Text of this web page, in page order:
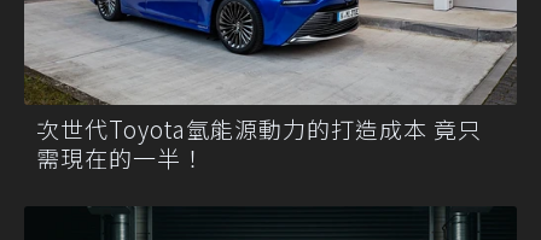
次世代Toyota氫能源動力的打造成本 竟只
需現在的一半！